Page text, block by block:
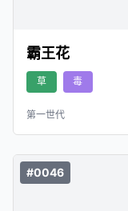
霸王花
草 毒
第一世代
#0046